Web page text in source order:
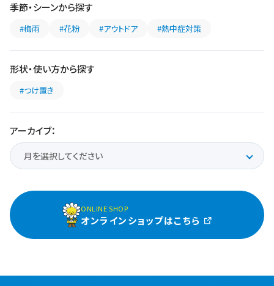
季節・シーンから探す
#梅雨 #花粉 #アウトドア #熱中症対策
形状・使い方から探す
#つけ置き
アーカイブ：
ONLINE SHOP
オンラインショップはこちら